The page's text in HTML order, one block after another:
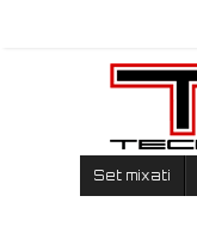
Set mixati